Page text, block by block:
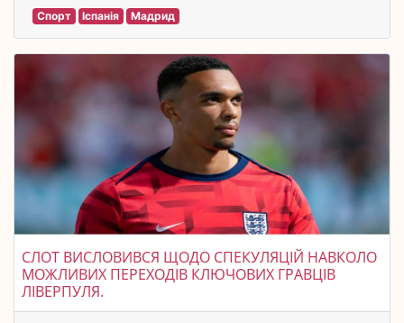
Спорт Іспанія Мадрид
СЛОТ ВИСЛОВИВСЯ ЩОДО СПЕКУЛЯЦІЙ НАВКОЛО
МОЖЛИВИХ ПЕРЕХОДІВ КЛЮЧОВИХ ГРАВЦІВ
ЛІВЕРПУЛЯ.